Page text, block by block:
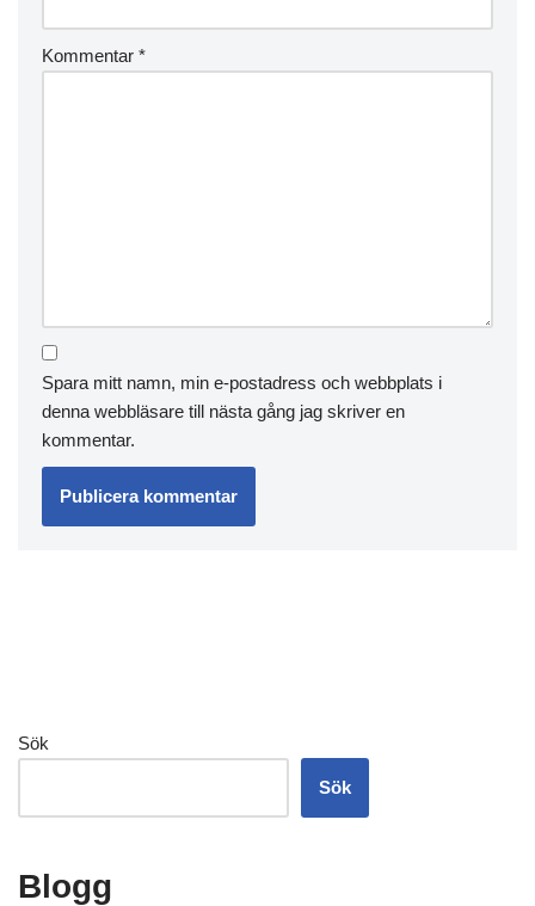
Kommentar *
Spara mitt namn, min e-postadress och webbplats i
denna webbläsare till nästa gång jag skriver en
kommentar.
Sök
Sök
Blogg